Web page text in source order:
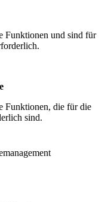
Funktionen und sind für
Funktionen, die für die
sind.